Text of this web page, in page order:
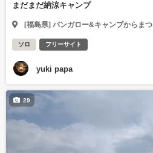
まだまだ納涼キャンプ
[福島県] バンガロー&キャンプからまつ
ソロ フリーサイト
yuki papa
29